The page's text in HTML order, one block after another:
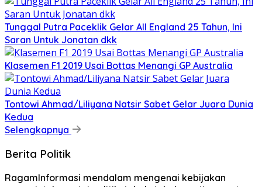
Tunggal Putra Paceklik Gelar All England 25 Tahun, Ini
Saran Untuk Jonatan dkk
Klasemen F1 2019 Usai Bottas Menangi GP Australia
Tontowi Ahmad/Liliyana Natsir Sabet Gelar Juara Dunia
Kedua
Selengkapnya
Berita Politik
RagamInformasi mendalam mengenai kebijakan